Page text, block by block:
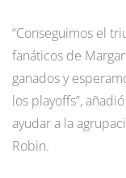
“Conseguimos el
fanáticos de
ganados y
los playoffs”,
ayudar a la
Robin.